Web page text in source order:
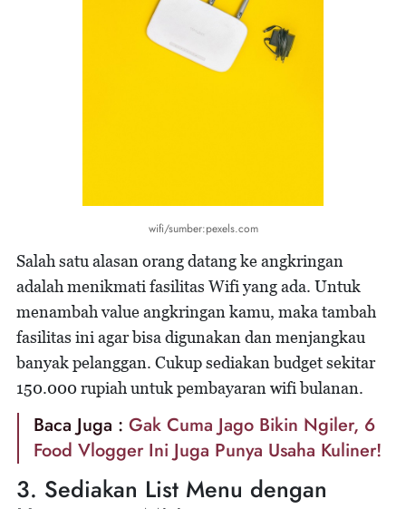
wifi/sumber:pexels.com
Salah satu alasan orang datang ke angkringan
adalah menikmati fasilitas Wifi yang ada. Untuk
menambah value angkringan kamu, maka tambah
fasilitas ini agar bisa digunakan dan menjangkau
banyak pelanggan. Cukup sediakan budget sekitar
150.000 rupiah untuk pembayaran wifi bulanan.
Baca Juga : Gak Cuma Jago Bikin Ngiler, 6
Food Vlogger Ini Juga Punya Usaha Kuliner!
3. Sediakan List Menu dengan